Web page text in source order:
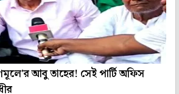
আবু তাহের! সেই পার্টি অফিস